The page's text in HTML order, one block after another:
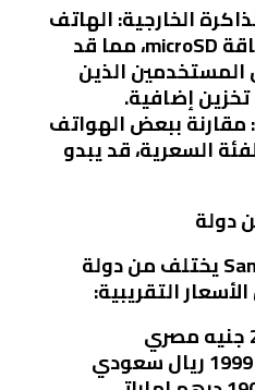
الخارجية: الهاتف
لا يدعم إضافة بطاقة microSD، مما قد
الذين
إضافية.
: مقارنة ببعض الهواتف
السعرية، قد يبدو
دولة
سعر Samsung Galaxy A56 يختلف من دولة
التقريبية: